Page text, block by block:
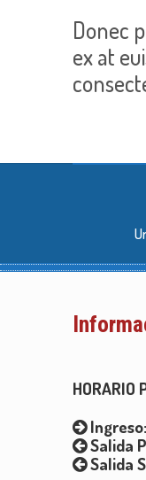
Donec
ex at
HORARIO
Ingreso:
Salida
Salida